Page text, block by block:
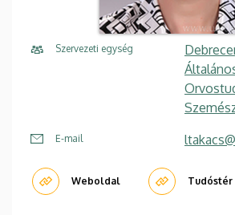
Szervezeti egység
E-mail
Weboldal